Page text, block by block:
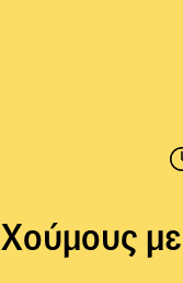
Χούμους με